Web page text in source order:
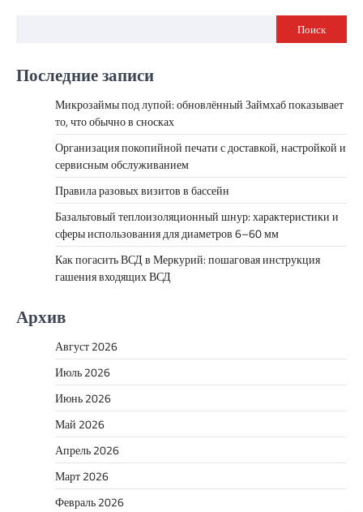
Поиск
Последние записи
Микрозаймы под лупой: обновлённый Займхаб показывает
то, что обычно в сносках
Организация покопийной печати с доставкой, настройкой и
сервисным обслуживанием
Правила разовых визитов в бассейн
Базальтовый теплоизоляционный шнур: характеристики и
сферы использования для диаметров 6–60 мм
Как погасить ВСД в Меркурий: пошаговая инструкция
гашения входящих ВСД
Архив
Август 2026
Июль 2026
Июнь 2026
Май 2026
Апрель 2026
Март 2026
Февраль 2026